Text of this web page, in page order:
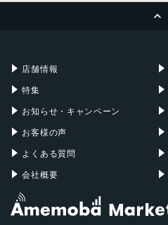
店舗情報
特集
お知らせ・キャンペーン
お客様の声
よくある質問
会社概要